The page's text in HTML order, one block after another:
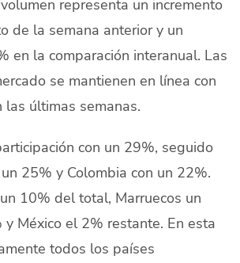
claro Español
representa un incremento
de la semana anterior y un
en la comparación interanual. Las
se mantienen en línea con
últimas semanas.
con un 29%, seguido
25% y Colombia con un 22%.
10% del total, Marruecos un
y México el 2% restante. En esta
todos los países